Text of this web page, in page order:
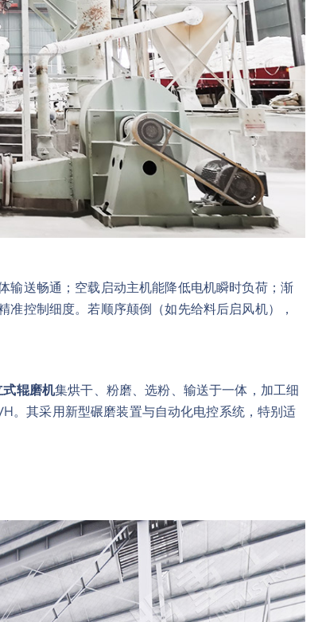
输送畅通；空载启动主机能降低电机瞬时负荷；渐
控制细度。若顺序颠倒（如先给料后启风机），
式辊磨机集烘干、粉磨、选粉、输送于一体，加工细
其采用新型碾磨装置与自动化电控系统，特别适